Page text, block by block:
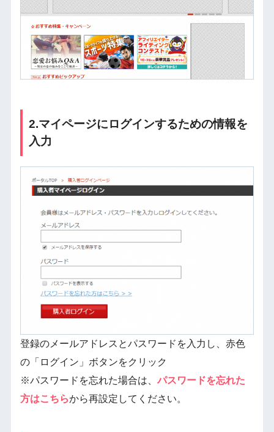
2.マイページにログインするための情報を
入力
登録のメールアドレスとパスワードを入力し、赤色
の「ログイン」ボタンをクリック
※パスワードを忘れた場合は、 パスワードを忘れた
方はこちらから再設定してください。